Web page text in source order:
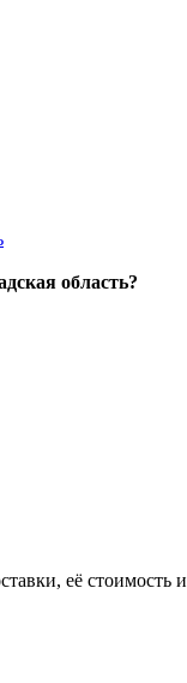
область?
её стоимость и